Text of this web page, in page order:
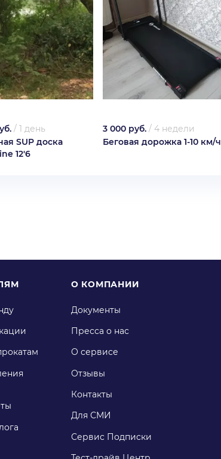
/ 1 день
SUP доска
12'6
3 000 руб. / 4 недели
Беговая дорожка 1-10 км/ч
О КОМПАНИИ
Документы
Пресса о нас
О сервисе
Отзывы
Контакты
Для СМИ
Сервис Подписки